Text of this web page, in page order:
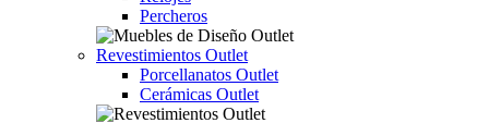
Percheros
Revestimientos Outlet
Porcellanatos Outlet
Cerámicas Outlet